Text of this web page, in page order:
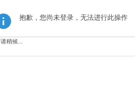
抱歉，您尚未登录，无法进行此操作
请稍候...